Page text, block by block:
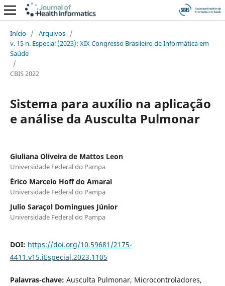
Início / Arquivos /
v. 15 n. Especial (2023): XIX Congresso Brasileiro de Informática em
Saúde
/
CBIS 2022
Sistema para auxílio na aplicação
e análise da Ausculta Pulmonar
Giuliana Oliveira de Mattos Leon
Universidade Federal do Pampa
Érico Marcelo Hoff do Amaral
Universidade Federal do Pampa
Julio Saraçol Domingues Júnior
Universidade Federal do Pampa
DOI: https://doi.org/10.59681/2175-
4411.v15.iEspecial.2023.1105
Palavras-chave: Ausculta Pulmonar, Microcontroladores,